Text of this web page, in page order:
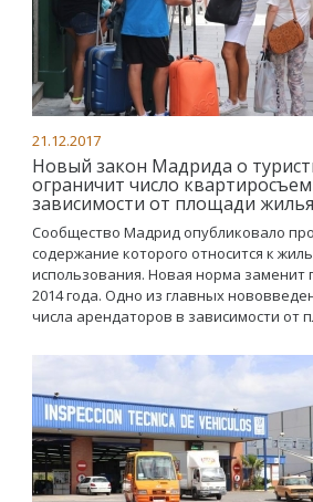
21.12.2017
Новый закон Мадрида о
ограничит число
зависимости от площади жилья
Сообщество Мадрид опубликовало
содержание которого относится к
использования. Новая норма
2014 года. Одно из главных
числа арендаторов в зависимости от